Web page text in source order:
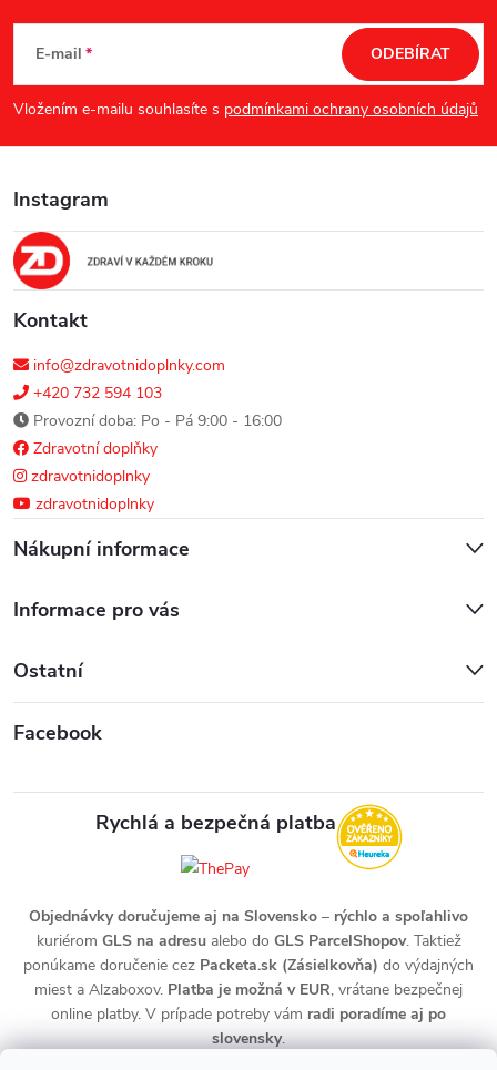
p
a
t
E-mail
Vložením e-mailu souhlasíte s podmínkami ochrany osobních údajů
ODEBÍRAT
Instagram
Kontakt
info@zdravotnidoplnky.com
+420 732 594 103
Provozní doba: Po - Pá 9:00 - 16:00
Zdravotní doplňky
zdravotnidoplnky
zdravotnidoplnky
Nákupní informace
Informace pro vás
Ostatní
Facebook
Rychlá a bezpečná platba
Objednávky doručujeme aj na Slovensko – rýchlo a spoľahlivo
kuriérom GLS na adresualebo do GLS ParcelShopov. Taktiež
ponúkame doručenie cez Packeta.sk (Zásielkovňa) do výdajných
miest a Alzaboxov. Platba je možná v EUR, vrátane bezpečnej
online platby. V prípade potreby vám radi poradíme aj po
slovensky.